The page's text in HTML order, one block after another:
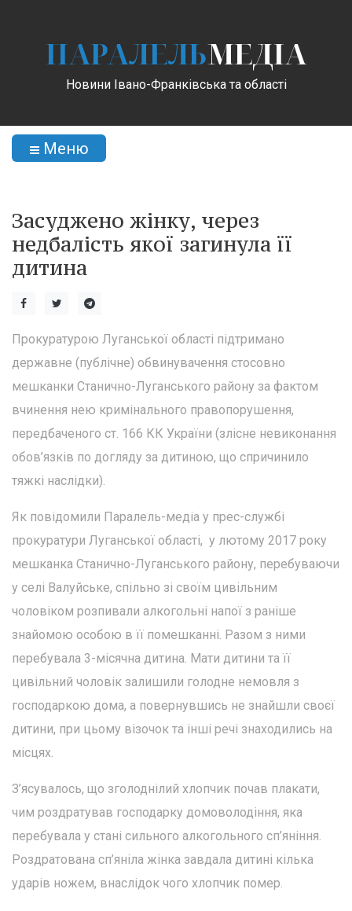
ПАРАЛЕЛЬМЕДІА
Новини Івано-Франківська та області
Меню
Засуджено жінку, через
недбалість якої загинула її
дитина
Прокуратурою Луганської області підтримано
державне (публічне) обвинувачення стосовно
мешканки Станично-Луганського району за фактом
вчинення нею кримінального правопорушення,
передбаченого ст. 166 КК України (злісне невиконання
обов’язків по догляду за дитиною, що спричинило
тяжкі наслідки).
Як повідомили Паралель-медіа у прес-службі
прокуратури Луганської області, у лютому 2017 року
мешканка Станично-Луганського району, перебуваючи
у селі Валуйське, спільно зі своїм цивільним
чоловіком розпивали алкогольні напої з раніше
знайомою особою в її помешканні. Разом з ними
перебувала 3-місячна дитина. Мати дитини та її
цивільний чоловік залишили голодне немовля з
господаркою дома, а повернувшись не знайшли своєї
дитини, при цьому візочок та інші речі знаходились на
місцях.
З’ясувалось, що зголоднілий хлопчик почав плакати,
чим роздратував господарку домоволодіння, яка
перебувала у стані сильного алкогольного сп’яніння.
Роздратована сп’яніла жінка завдала дитині кілька
ударів ножем, внаслідок чого хлопчик помер.